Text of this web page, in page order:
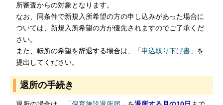
所審査からの対象となります。
なお、同条件で新規入所希望の方の申し込みがあった場合に
ついては、新規入所希望の方が優先されますのでご了承くだ
さい。
また、転所の希望を辞退する場合は、
「申込取り下げ書」 を
提出してください。
退所の手続き